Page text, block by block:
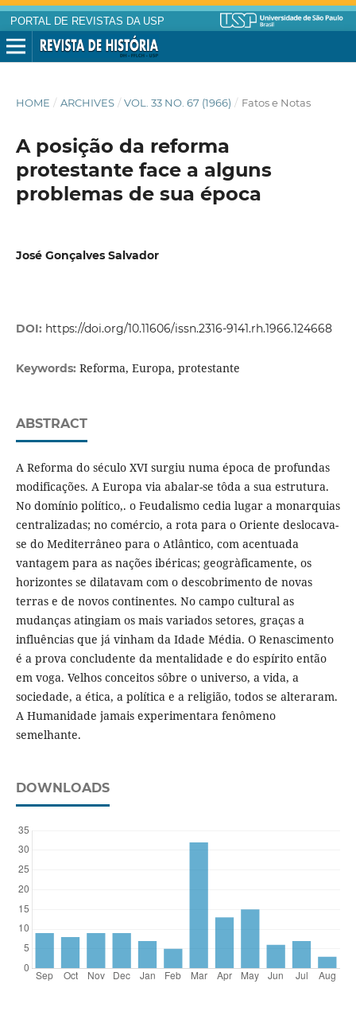
PORTAL DE REVISTAS DA USP
HOME / ARCHIVES / VOL. 33 NO. 67 (1966) / Fatos e Notas
A posição da reforma
protestante face a alguns
problemas de sua época
José Gonçalves Salvador
DOI: https://doi.org/10.11606/issn.2316-9141.rh.1966.124668
Keywords: Reforma, Europa, protestante
ABSTRACT
A Reforma do século XVI surgiu numa época de profundas
modificações. A Europa via abalar-se tôda a sua estrutura.
No domínio político,. o Feudalismo cedia lugar a monarquias
centralizadas; no comércio, a rota para o Oriente deslocava-
se do Mediterrâneo para o Atlântico, com acentuada
vantagem para as nações ibéricas; geogràficamente, os
horizontes se dilatavam com o descobrimento de novas
terras e de novos continentes. No campo cultural as
mudanças atingiam os mais variados setores, graças a
influências que já vinham da Idade Média. O Renascimento
é a prova concludente da mentalidade e do espírito então
em voga. Velhos conceitos sôbre o universo, a vida, a
sociedade, a ética, a política e a religião, todos se alteraram.
A Humanidade jamais experimentara fenômeno
semelhante.
DOWNLOADS